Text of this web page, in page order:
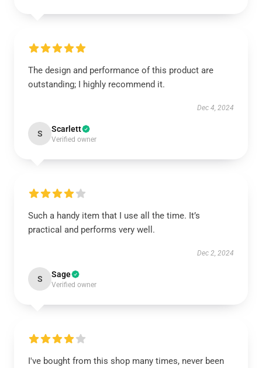
The design and performance of this product are
outstanding; I highly recommend it.
Dec 4, 2024
S Scarlett
Verified owner
Such a handy item that I use all the time. It’s
practical and performs very well.
Dec 2, 2024
S Sage
Verified owner
I've bought from this shop many times, never been